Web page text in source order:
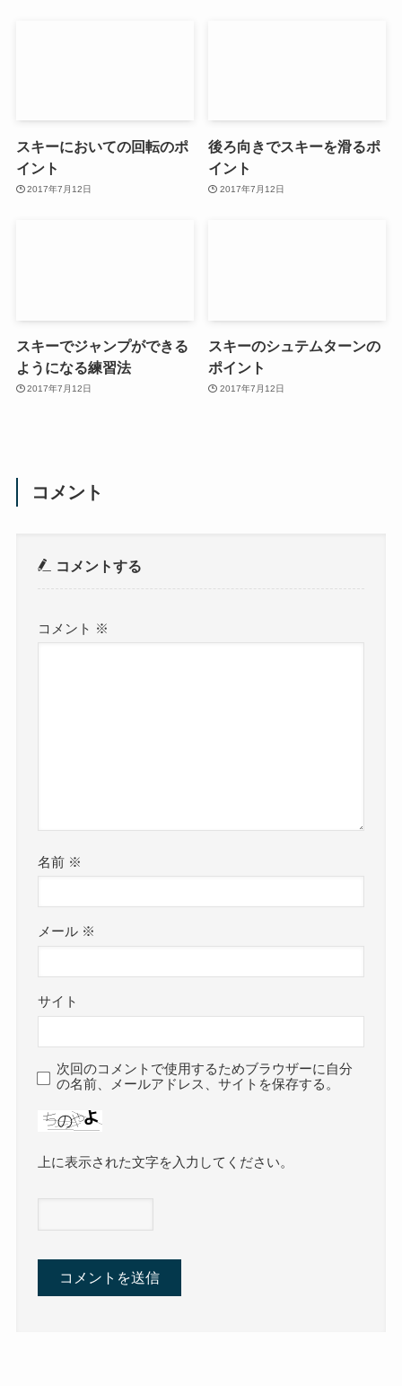
スキーにおいての回転のポ
イント
2017年7月12日
後ろ向きでスキーを滑るポ
イント
2017年7月12日
スキーでジャンプができる
ようになる練習法
2017年7月12日
スキーのシュテムターンの
ポイント
2017年7月12日
コメント
コメントする
コメント ※
名前 ※
メール ※
サイト
次回のコメントで使用するためブラウザーに自分
の名前、メールアドレス、サイトを保存する。
上に表示された文字を入力してください。